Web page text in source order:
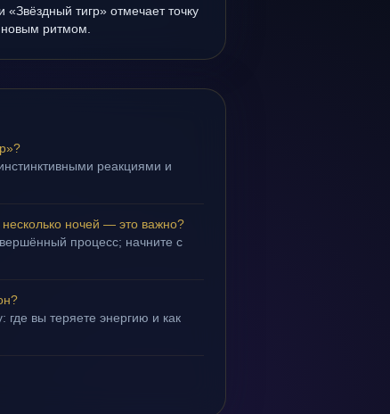
«Звёздный тигр» отмечает точку
ритмом.
реакциями и
ночей — это важно?
процесс; начните с
где вы теряете энергию и как